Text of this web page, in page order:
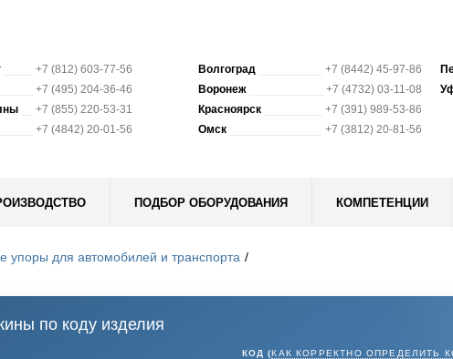
+7 (812) 603-77-56
+7 (495) 204-36-46
+7 (855) 220-53-31
+7 (4842) 20-01-56
Волгоград
+7 (8442) 45-97-86
Воронеж
+7 (4732) 03-11-08
Красноярск
+7 (391) 989-53-86
Омск
+7 (3812) 20-81-56
ПОДБОР ОБОРУДОВАНИЯ КОМПЕТЕНЦИИ
упоры для автомобилей и транспорта
по коду изделия
КОД (КАК КОРРЕКТНО ОПРЕДЕЛИТЬ